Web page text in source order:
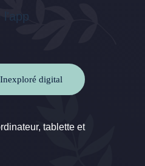
digital
tablette et